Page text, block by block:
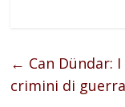
← Can Dündar:
crimini di guerra